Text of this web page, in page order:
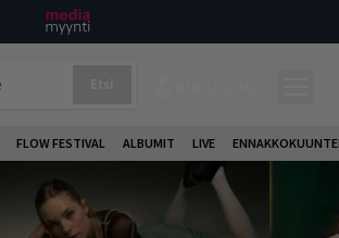
FLOW FESTIVAL ALBUMIT LIVE